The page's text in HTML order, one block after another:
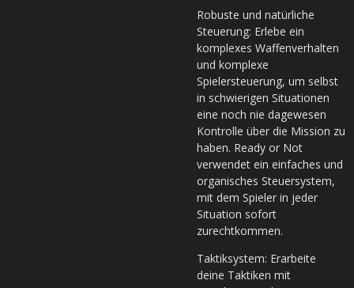
Robuste und natürliche
Steuerung: Erlebe ein
komplexes Waffenverhalten
und komplexe
Spielersteuerung, um selbst
in schwierigen Situationen
eine noch nie dagewesen
Kontrolle über die Mission zu
haben. Ready or Not
verwendet ein einfaches und
organisches Steuersystem,
mit dem Spieler in jeder
Situation sofort
zurechtkommen.
Taktiksystem: Erarbeite
deine Taktiken mit